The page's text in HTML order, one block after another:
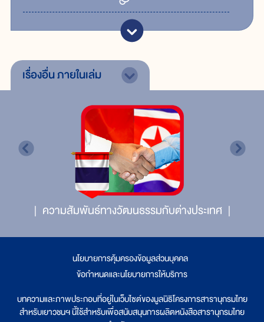
เรื่องอื่นภายในเล่ม
ความสัมพันธ์ทางวัฒนธรรมกับต่างประเทศ
นโยบายการคุ้มครองข้อมูลส่วนบุคคล
ข้อกำหนดและนโยบายการให้บริการ
บทความและภาพประกอบที่อยู่ในเว็บไซต์ของมูลนิธิโครงการสารานุกรมไทย
สำหรับเยาวชนฯ นี้ใช้สำหรับเพื่อสนับสนุนการผลิตหนังสือสารานุกรมไทย